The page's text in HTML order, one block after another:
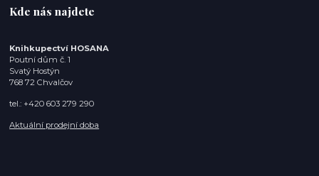
Kde nás najdete
Knihkupectví HOSANA
Poutní dům č. 1
Svatý Hostýn
768 72 Chvalčov
tel.: +420 603 279 290
Aktuální prodejní doba